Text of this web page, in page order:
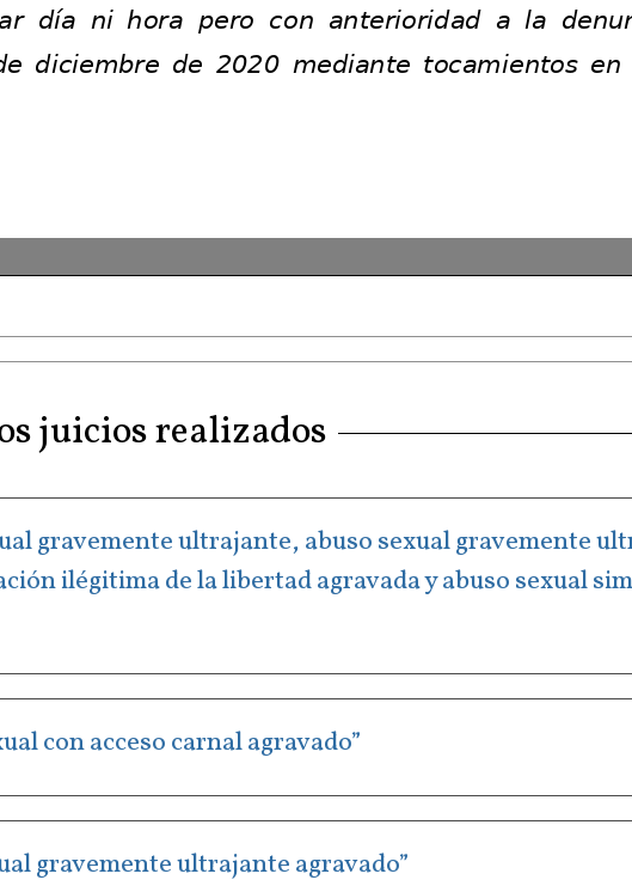
juicios realizados
gravemente ultrajante, abuso sexual gravemente
ilégitima de la libertad agravada y abuso sexual
con acceso carnal agravado”
gravemente ultrajante agravado”